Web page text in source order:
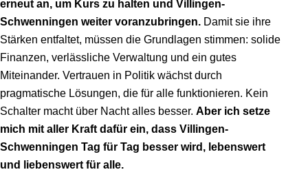
erneut an, um Kurs zu halten und Villingen-
Schwenningen weiter voranzubringen. Damit sie ihre
Stärken entfaltet, müssen die Grundlagen stimmen: solide
Finanzen, verlässliche Verwaltung und ein gutes
Miteinander. Vertrauen in Politik wächst durch
pragmatische Lösungen, die für alle funktionieren. Kein
Schalter macht über Nacht alles besser. Aber ich setze
mich mit aller Kraft dafür ein, dass Villingen-
Schwenningen Tag für Tag besser wird, lebenswert
und liebenswert für alle.